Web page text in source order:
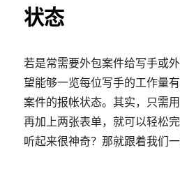
状态
若是常需要外包案件给写手或
望能够一览每位写手的工作量
案件的报帐状态。其实，只需
再加上两张表单，就可以轻松
听起来很神奇？那就跟着我们一